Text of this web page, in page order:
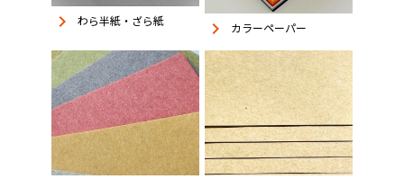
keyboard_arrow_right わら半紙・ざら紙 keyboard_arrow_right カラーペーパー